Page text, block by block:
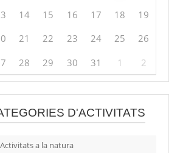
14 15 16 17 18
19
21 22 23 24 25
26
28 29 30 31 1 2
D'ACTIVITATS
Activitats a la natura